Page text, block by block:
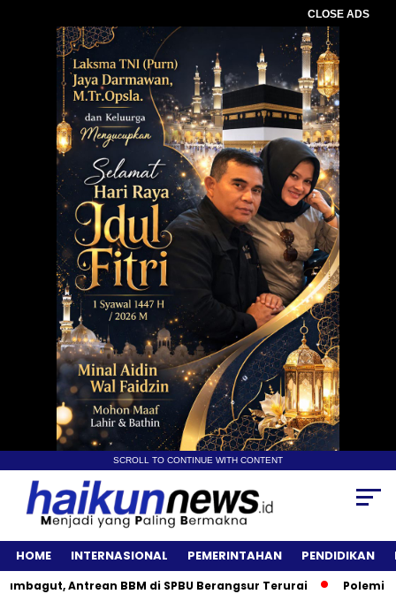
CLOSE ADS
SCROLL TO CONTINUE WITH CONTENT
HOME INTERNASIONAL PEMERINTAHAN PENDIDIKAN
Antrean BBM di SPBU Berangsur Terurai Polemik